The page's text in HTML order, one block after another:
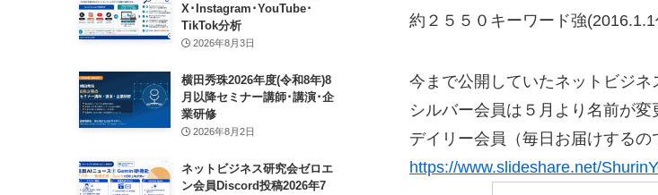
約２５５０キーワード強(2016.1.1
今まで公開していたネットビジネ
シルバー会員は５月より名前が変
デイリー会員（毎日お届けするの
https://www.slideshare.net/
X･Instagram･YouTube･
TikTok分析
2026年8月3日
横田秀珠2026年度(令和8年)8
月以降セミナー講師･講演･企
業研修
2026年8月2日
ネットビジネス研究会ゼロエ
ン会員Discord投稿2026年7